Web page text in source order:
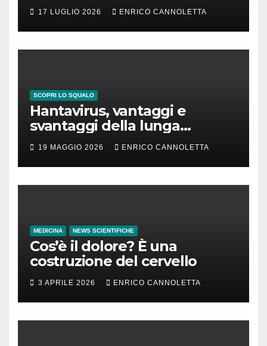
17 LUGLIO 2026 ENRICO CANNOLETTA
SCOPRI LO SQUALO
Hantavirus, vantaggi e
svantaggi della lunga
incubazione
19 MAGGIO 2026 ENRICO CANNOLETTA
MEDICINA NEWS SCIENTIFICHE
Cos’è il dolore? È una
costruzione del cervello
3 APRILE 2026 ENRICO CANNOLETTA